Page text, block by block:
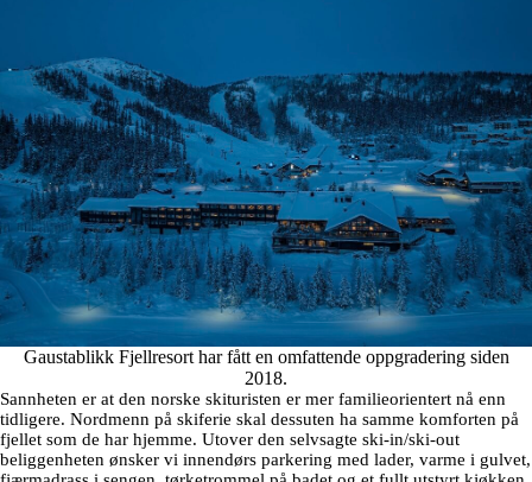
Gaustablikk Fjellresort har fått en omfattende oppgradering siden
2018.
Sannheten er at den norske skituristen er mer familieorientert nå enn
tidligere. Nordmenn på skiferie skal dessuten ha samme komforten på
fjellet som de har hjemme. Utover den selvsagte ski-in/ski-out
beliggenheten ønsker vi innendørs parkering med lader, varme i gulvet,